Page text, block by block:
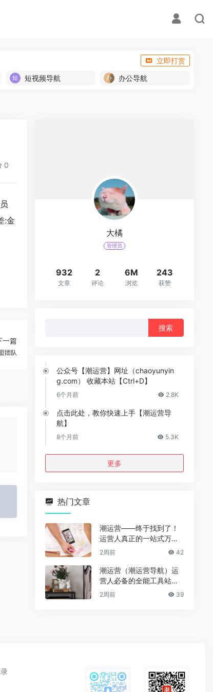
立即打赏
短视频导航 办公导航
0
:金
一篇
团队
大橘
管理员
932
文章
2
评论
6M
浏览
243
获赞
公众号【潮运营】网址（chaoyunyin
g.com） 收藏本站【Ctrl+D】
6个月前 2.8K
点击此处，教你快速上手【潮运营导
航】
8个月前 5.3K
更多
热门文章
潮运营——终于找到了！
运营人真正的一站式万能
资源导航（免费、无广
2周前 42
潮运营（潮运营导航）运
营人必备的全能工具站｜
完整功能详解
2周前 39